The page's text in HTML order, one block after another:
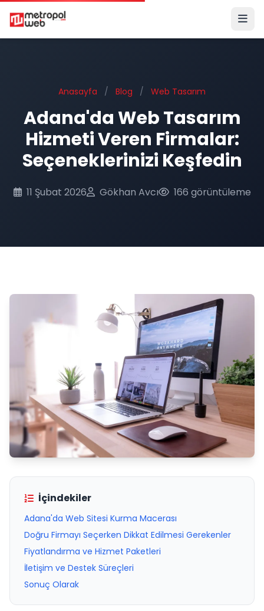
Ana içeriğe geç
Anasayfa / Blog / Web Tasarım
Adana'da Web Tasarım
Hizmeti Veren Firmalar:
Seçeneklerinizi Keşfedin
11 Şubat 2026 Gökhan Avcı 166 görüntüleme
İçindekiler
Adana'da Web Sitesi Kurma Macerası
Doğru Firmayı Seçerken Dikkat Edilmesi Gerekenler
Fiyatlandırma ve Hizmet Paketleri
İletişim ve Destek Süreçleri
Sonuç Olarak